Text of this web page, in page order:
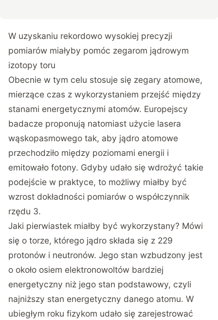
W uzyskaniu rekordowo wysokiej precyzji
pomiarów miałyby pomóc zegarom jądrowym
izotopy toru
Obecnie w tym celu stosuje się zegary atomowe,
mierzące czas z wykorzystaniem przejść między
stanami energetycznymi atomów. Europejscy
badacze proponują natomiast użycie lasera
wąskopasmowego tak, aby jądro atomowe
przechodziło między poziomami energii i
emitowało fotony. Gdyby udało się wdrożyć takie
podejście w praktyce, to możliwy miałby być
wzrost dokładności pomiarów o współczynnik
rzędu 3.
Jaki pierwiastek miałby być wykorzystany? Mówi
się o torze, którego jądro składa się z 229
protonów i neutronów. Jego stan wzbudzony jest
o około osiem elektronowoltów bardziej
energetyczny niż jego stan podstawowy, czyli
najniższy stan energetyczny danego atomu. W
ubiegłym roku fizykom udało się zarejestrować